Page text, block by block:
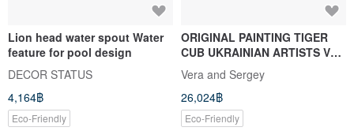
Lion head water spout Water
feature for pool design
DECOR STATUS
4,164฿
Eco-Friendly
ORIGINAL PAINTING TIGER
CUB UKRAINIAN ARTISTS Vera
GONCHARENKO
Vera and Sergey
26,024฿
Eco-Friendly